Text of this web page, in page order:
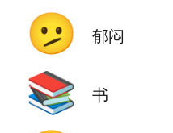
🫤 郁闷
📚 书